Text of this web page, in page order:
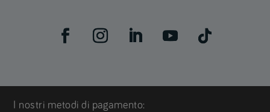
I nostri metodi di pagamento: